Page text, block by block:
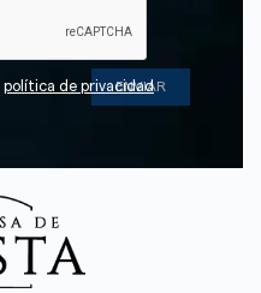
política de privacidad